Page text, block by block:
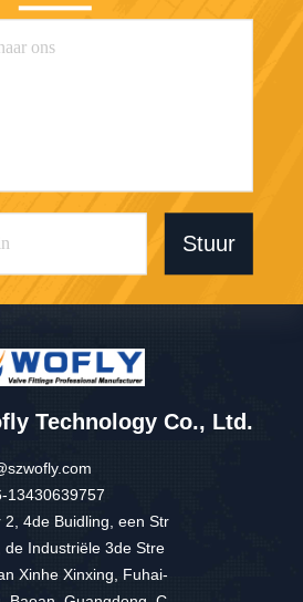
Stuur
Technology Co., Ltd.
13430639757
2, 4de Buidling, een Str
de Industriële 3de Stre
Xinhe Xinxing, Fuhai-